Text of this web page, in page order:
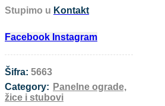
Stupimo u Kontakt
Facebook Instagram
Šifra: 5663
Category: Panelne ograde,
žice i stubovi